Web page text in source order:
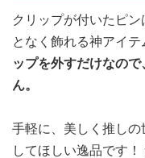
クリップが付いたピ
となく飾れる神アイテ
ップを外すだけなの
ん。
手軽に、美しく推し
してほしい逸品です